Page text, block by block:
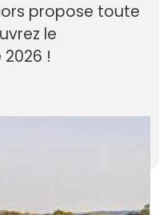
propose toute
le
!